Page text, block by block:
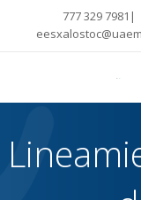
777 329 7981|